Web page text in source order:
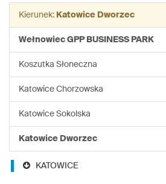
linii:
950
Kierunek: Katowice Dworzec
Wełnowiec GPP BUSINESS PARK
Koszutka Słoneczna
Katowice Chorzowska
Katowice Sokolska
Katowice Dworzec
KATOWICE